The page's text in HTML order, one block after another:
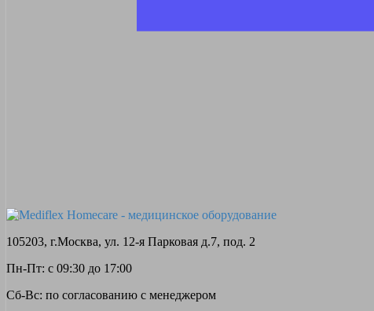
105203, г.Москва, ул. 12-я Парковая д.7, под. 2
Пн-Пт: с 09:30 до 17:00
Сб-Вс: по согласованию с менеджером